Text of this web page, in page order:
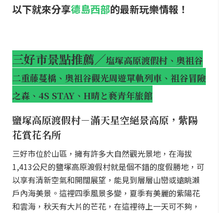
以下就來分享德島西部的最新玩樂情報！
三好市景點推薦／塩塚高原渡假村、奧祖谷
二重藤蔓橋、奧祖谷觀光周遊單軌列車、祖谷冒險
之森、4S STAY、H晴と褻青年旅館
鹽塚高原渡假村－滿天星空絕景高原，紫陽
花賞花名所
三好市位於山區，擁有許多大自然觀光景地，在海拔
1,413公尺的鹽塚高原渡假村就是個不錯的度假勝地，可
以享有清新空氣和開闊展望，能見到層層山巒或遠眺瀨
戶內海美景。這裡四季風景多變，夏季有美麗的紫陽花
和雲海，秋天有大片的芒花，在這裡待上一天可不夠，